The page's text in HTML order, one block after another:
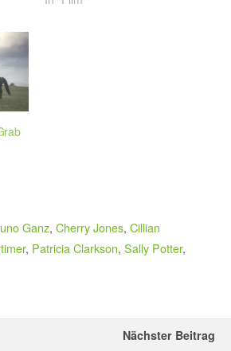
Ganz, Cherry Jones, Cillian
, Patricia Clarkson, Sally Potter,
Nächster Beitrag